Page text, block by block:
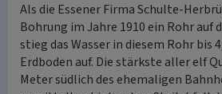
Als die Essener Firma Schulte-
Bohrung im Jahre 1910 ein Rohr auf
stieg das Wasser in diesem Rohr bis
Erdboden auf. Die stärkste aller elf
Meter südlich des ehemaligen